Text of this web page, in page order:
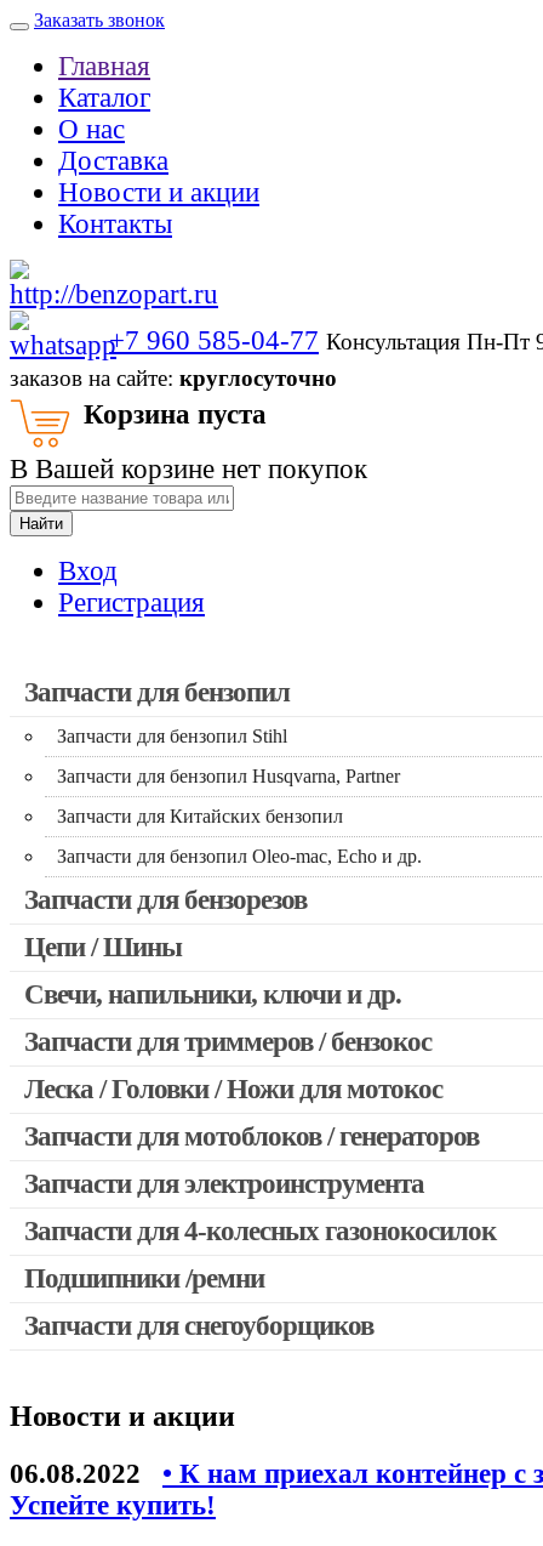
Заказать звонок
Главная
Каталог
О нас
Доставка
Новости и акции
Контакты
+7 960 585-04-77 Консультация Пн-
заказов на сайте: круглосуточно
Корзина пуста
В Вашей корзине нет покупок
Найти
Вход
Регистрация
Запчасти для бензопил
Запчасти для бензопил Stihl
Запчасти для бензопил Husqvarna, Partner
Запчасти для Китайских бензопил
Запчасти для бензопил Oleo-mac, Echo и др.
Запчасти для бензорезов
Цепи / Шины
Свечи, напильники, ключи и др.
Запчасти для триммеров / бензокос
Запчасти для Китайских триммеров
Запчасти для мотокос Stihl / Husqvarna / Oleo-mac / Echo и
Леска / Головки / Ножи для мотокос
Запчасти для мотоблоков / генераторов
Запчасти для электроинструмента
Двигатели, редукторы для шуруповертов
Выключатели, переключатели
Запчасти для УШМ (болгарок)
Запчасти для электроинструмента другие
Запчасти для компрессоров
Конденсаторы
Запчасти для 4-колесных газонокосилок
Подшипники /ремни
Запчасти для снегоуборщиков
Новости и акции
06.08.2022
• К нам приехал контейнер с
Успейте купить!